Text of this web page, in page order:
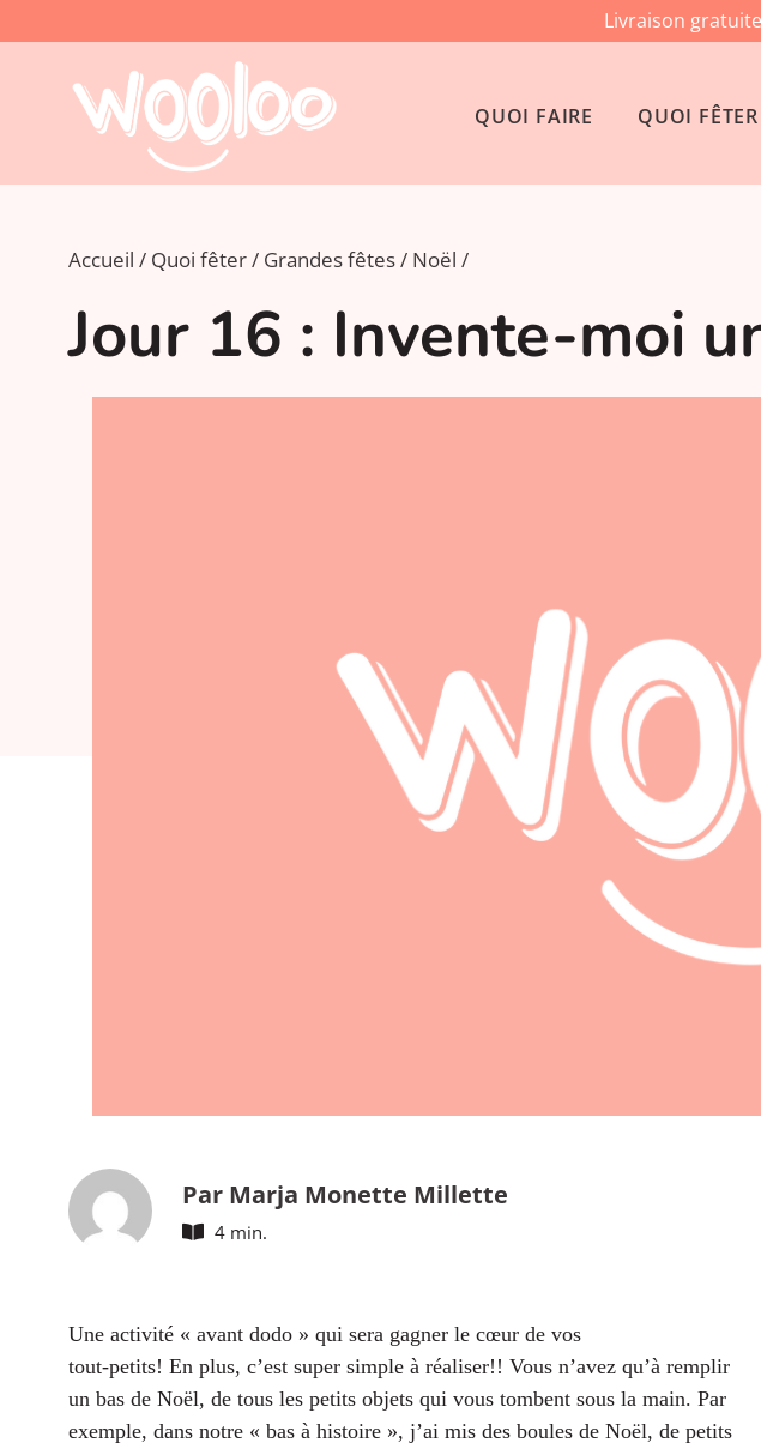
Livraison
QUOI FAIRE QUOI FÊTER
Accueil Quoi fêter Grandes fêtes Noël
Jour 16 : Invente-moi
Par Marja Monette Millette
4 min.
Une activité « avant dodo » qui sera gagner le cœur de vos
tout-petits! En plus, c’est super simple à réaliser!! Vous n’avez qu’à remplir
un bas de Noël, de tous les petits objets qui vous tombent sous la main. Par
exemple, dans notre « bas à histoire », j’ai mis des boules de Noël, de petits